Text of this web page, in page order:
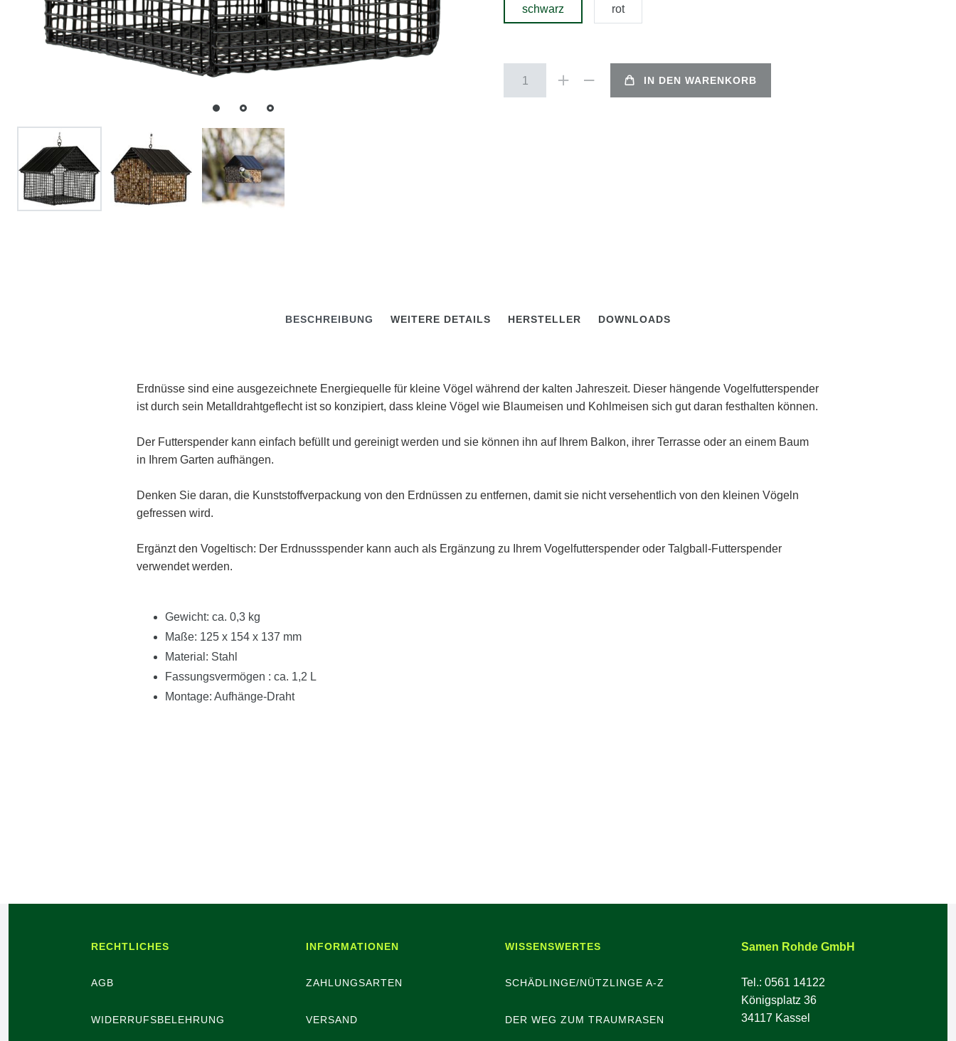
schwarz rot
IN DEN WARENKORB
BESCHREIBUNG WEITERE DETAILS HERSTELLER DOWNLOADS
Erdnüsse sind eine ausgezeichnete Energiequelle für kleine Vögel während der kalten Jahreszeit. Dieser hängende Vogelfutterspender
ist durch sein Metalldrahtgeflecht ist so konzipiert, dass kleine Vögel wie Blaumeisen und Kohlmeisen sich gut daran festhalten können.
Der Futterspender kann einfach befüllt und gereinigt werden und sie können ihn auf Ihrem Balkon, ihrer Terrasse oder an einem Baum
in Ihrem Garten aufhängen.
Denken Sie daran, die Kunststoffverpackung von den Erdnüssen zu entfernen, damit sie nicht versehentlich von den kleinen Vögeln
gefressen wird.
Ergänzt den Vogeltisch: Der Erdnussspender kann auch als Ergänzung zu Ihrem Vogelfutterspender oder Talgball-Futterspender
verwendet werden.
Gewicht: ca. 0,3 kg
Maße: 125 x 154 x 137 mm
Material: Stahl
Fassungsvermögen : ca. 1,2 L
Montage: Aufhänge-Draht
RECHTLICHES
AGB
WIDERRUFSBELEHRUNG
INFORMATIONEN
ZAHLUNGSARTEN
VERSAND
WISSENSWERTES
SCHÄDLINGE/NÜTZLINGE A-Z
DER WEG ZUM TRAUMRASEN
Samen Rohde GmbH
Tel.: 0561 14122
Königsplatz 36
34117 Kassel